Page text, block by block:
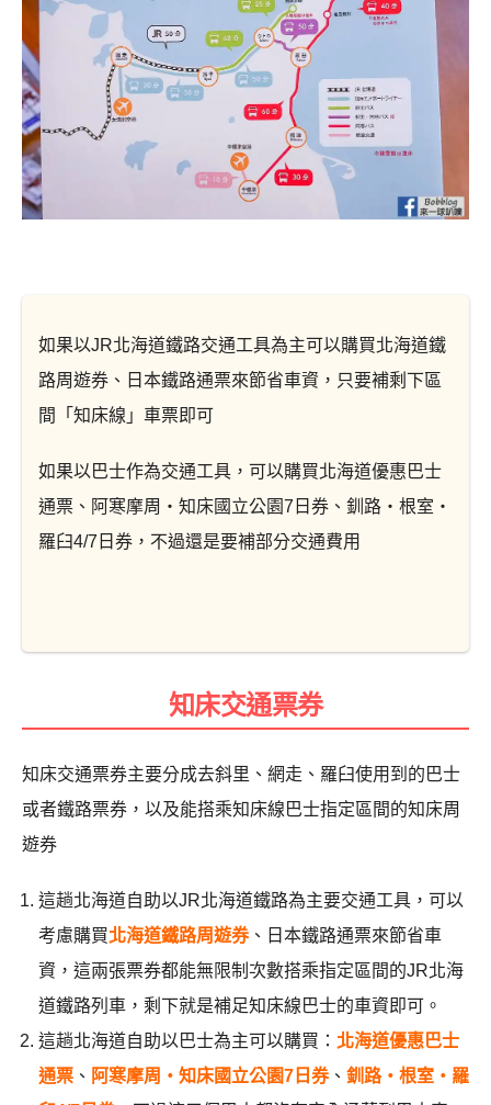
如果以JR北海道鐵路交通工具為主可以購買北海道鐵
路周遊券、日本鐵路通票來節省車資，只要補剩下區
間「知床線」車票即可
如果以巴士作為交通工具，可以購買北海道優惠巴士
通票、阿寒摩周・知床國立公園7日券、釧路・根室・
羅臼4/7日券，不過還是要補部分交通費用
知床交通票券
知床交通票券主要分成去斜里、網走、羅臼使用到的巴士
或者鐵路票券，以及能搭乘知床線巴士指定區間的知床周
遊券
這趟北海道自助以JR北海道鐵路為主要交通工具，可以
考慮購買北海道鐵路周遊券、日本鐵路通票來節省車
資，這兩張票券都能無限制次數搭乘指定區間的JR北海
道鐵路列車，剩下就是補足知床線巴士的車資即可。
這趟北海道自助以巴士為主可以購買： 北海道優惠巴士
通票 、 阿寒摩周・知床國立公園7日券、 釧路・根室・羅